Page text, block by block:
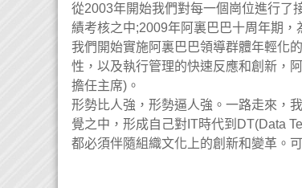
從2003年開始我們對每一個崗位進行了
績考核之中;2009年阿裏巴巴十周年期
我們開始實施阿裏巴巴領導群體年輕化
性，以及執行管理的快速反應和創新，
擔任主席)。
形勢比人強，形勢逼人強。一路走來，
覺之中，形成自己對IT時代到DT(Data
都必須伴隨組織文化上的創新和變革。